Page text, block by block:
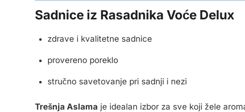
Sadnice iz Rasadnika Voće Delux
zdrave i kvalitetne sadnice
provereno poreklo
stručno savetovanje pri sadnji i nezi
Trešnja Aslama je idealan izbor za sve koji žele